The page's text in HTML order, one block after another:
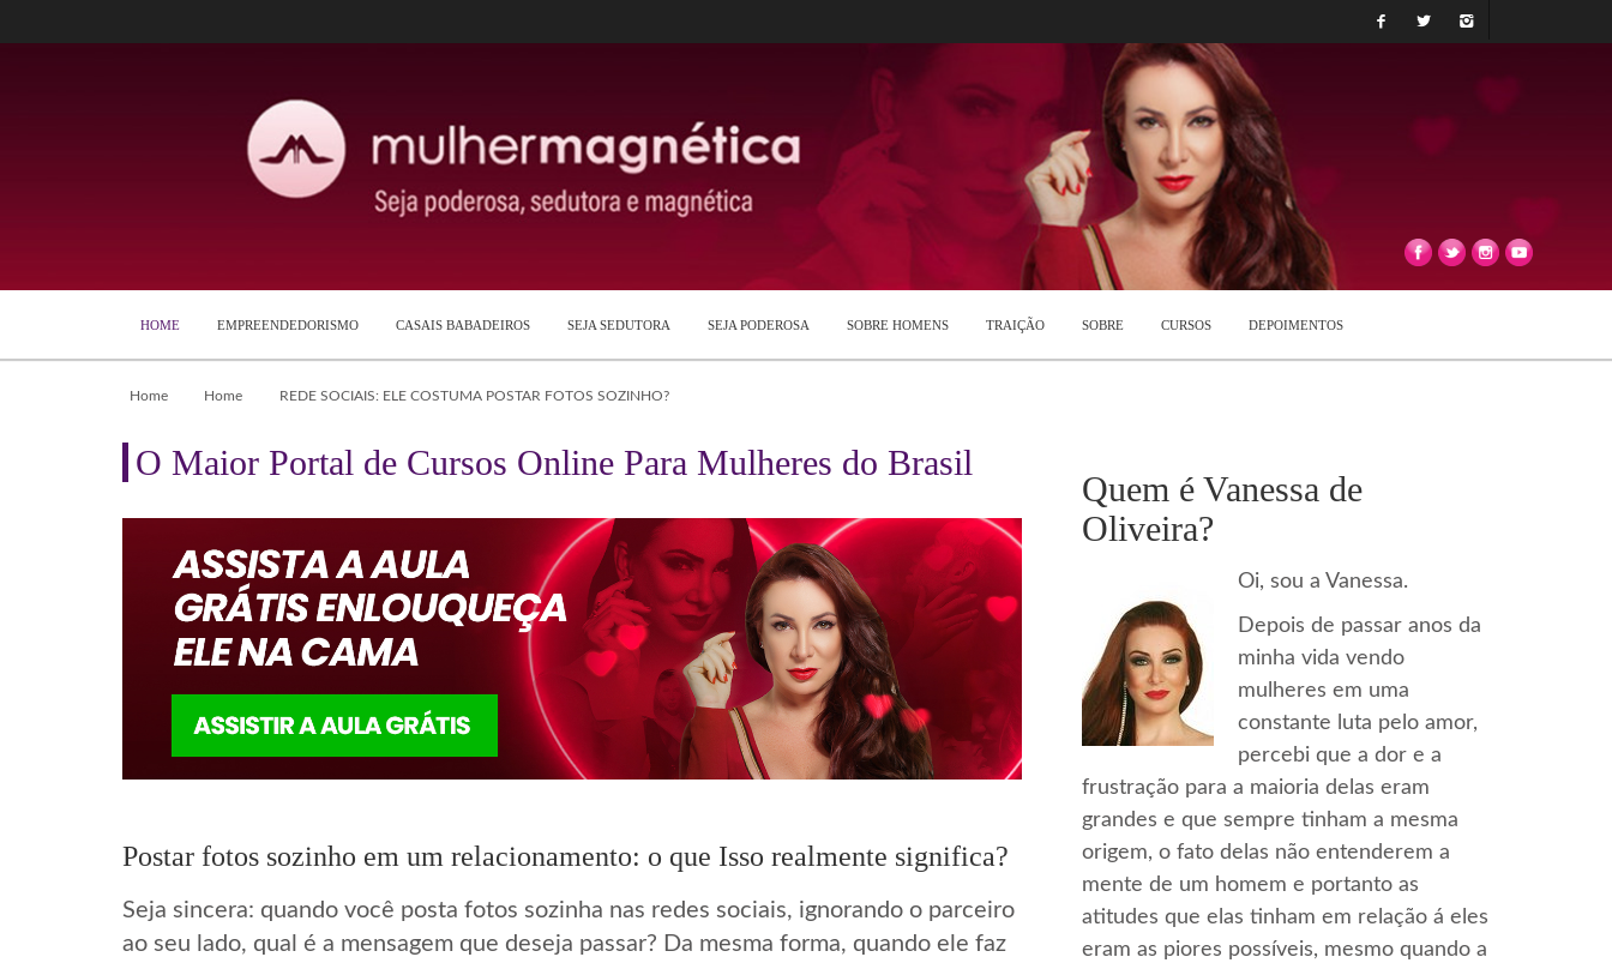
HOME EMPREENDEDORISMO CASAIS BABADEIROS SEJA SEDUTORA SEJA PODEROSA SOBRE HOMENS TRAIÇÃO SOBRE CURSOS DEPOIMENTOS
Home Home REDE SOCIAIS: ELE COSTUMA POSTAR FOTOS SOZINHO?
O Maior Portal de Cursos Online Para Mulheres do Brasil
Postar fotos sozinho em um relacionamento: o que Isso realmente significa?
Seja sincera: quando você posta fotos sozinha nas redes sociais, ignorando o parceiro
ao seu lado, qual é a mensagem que deseja passar? Da mesma forma, quando ele faz
Quem é Vanessa de
Oliveira?
Oi, sou a Vanessa.
Depois de passar anos da
minha vida vendo
mulheres em uma
constante luta pelo amor,
percebi que a dor e a
frustração para a maioria delas eram
grandes e que sempre tinham a mesma
origem, o fato delas não entenderem a
mente de um homem e portanto as
atitudes que elas tinham em relação á eles
eram as piores possíveis, mesmo quando a